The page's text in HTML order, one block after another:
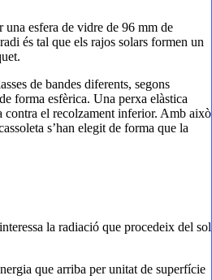
esfera de vidre de 96 mm de
és tal que els rajos solars formen un
de bandes diferents, segons
forma esfèrica. Una perxa elàstica
el recolzament inferior. Amb això
s’han elegit de forma que la
la radiació que procedeix del sol
que arriba per unitat de superfície